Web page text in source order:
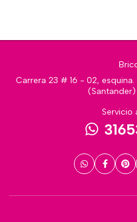
Carrera 23 # 16 - 02,
Servicio